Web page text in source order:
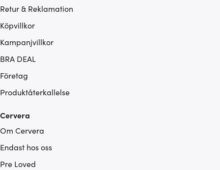
Retur & Reklamation
Köpvillkor
Kampanjvillkor
BRA DEAL
Företag
Produktåterkallelse
Cervera
Om Cervera
Endast hos oss
Pre Loved